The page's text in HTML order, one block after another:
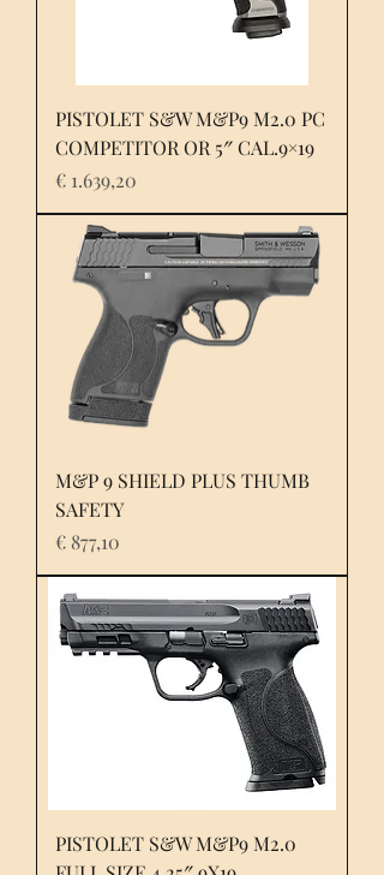
PISTOLET S&W M&P9 M2.0 PC
COMPETITOR OR 5″ CAL.9×19
Prijs
€ 1.639,20
M&P 9 SHIELD PLUS THUMB
SAFETY
Prijs
€ 877,10
PISTOLET S&W M&P9 M2.0